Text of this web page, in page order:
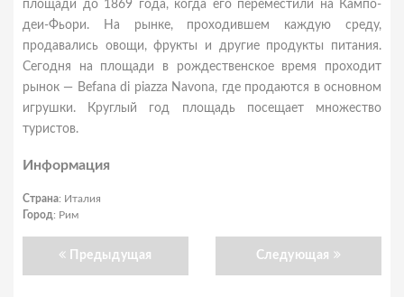
площади до 1869 года, когда его переместили на Кампо-
деи-Фьори. На рынке, проходившем каждую среду,
продавались овощи, фрукты и другие продукты питания.
Сегодня на площади в рождественское время проходит
рынок — Befana di piazza Navona, где продаются в основном
игрушки. Круглый год площадь посещает множество
туристов.
Информация
Страна: Италия
Город: Рим
Предыдущая Следующая